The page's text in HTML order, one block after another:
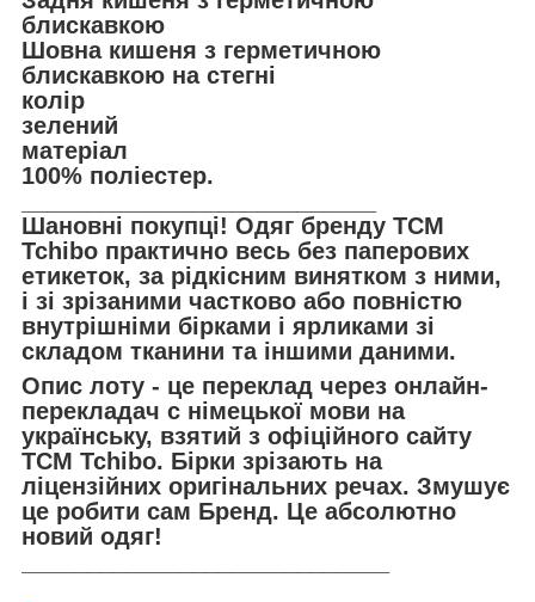
блискавкою
Шовна кишеня з герметичною
блискавкою на стегні
колір
зелений
матеріал
100% поліестер.
Шановні покупці! Одяг бренду TCM
Tchibo практично весь без паперових
етикеток, за рідкісним винятком з ними,
і зі зрізаними частково або повністю
внутрішніми бірками і ярликами зі
складом тканини та іншими даними.
Опис лоту - це переклад через онлайн-
перекладач с німецької мови на
українську, взятий з офіційного сайту
TCM Tchibo. Бірки зрізають на
ліцензійних оригінальних речах. Змушує
це робити сам Бренд. Це абсолютно
новий одяг!